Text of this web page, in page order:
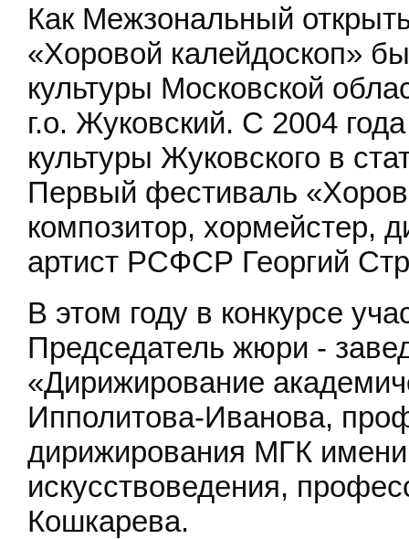
Как Межзональный
«Хоровой калейдоскоп»
культуры Московской
г.о. Жуковский. С 2004
культуры Жуковского в
Первый фестиваль
композитор, хормейстер,
артист РСФСР Георгий
В этом году в конкурсе
Председатель жюри -
«Дирижирование
Ипполитова-Иванова,
дирижирования МГК
искусствоведения,
Кошкарева.